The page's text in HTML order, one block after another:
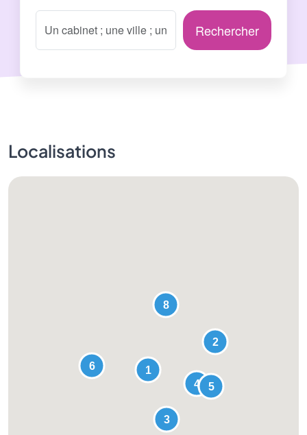
Rechercher
Localisations